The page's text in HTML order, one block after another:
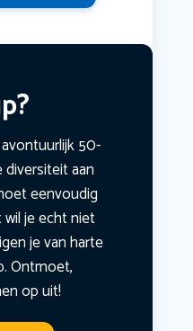
50-
aan
eenvoudig
je echt niet
je van harte
Ontmoet,
op uit!